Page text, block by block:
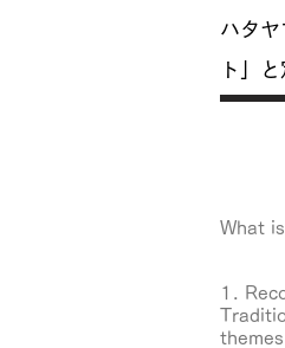
ハタ
ト」
What
1.